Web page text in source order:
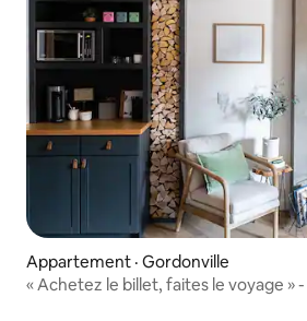
Appartement · Gordonville
« Achetez le billet, faites le voyage »